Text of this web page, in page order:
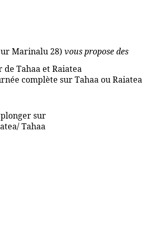
Marinalu 28) vous propose des
Tahaa et Raiatea
complète sur Tahaa ou Raiatea
sur
Tahaa